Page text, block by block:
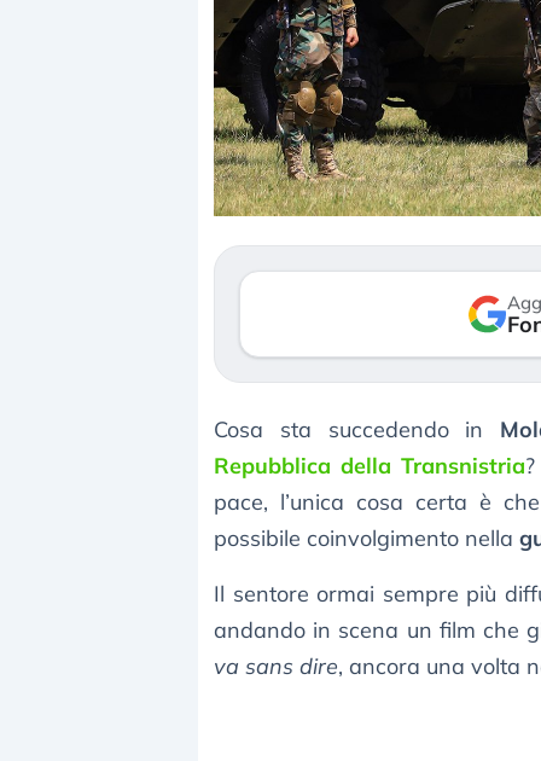
Cosa sta succedendo in
Repubblica della Transnistria
pace, l’unica cosa certa è
possibile coinvolgimento nella
Il sentore ormai sempre più
andando in scena un film che
va sans dire, ancora una volta
Dalle valutazioni
correzione. Cosa sta
repricing degli asset?
Gli investitori stanno
mostrando segni di